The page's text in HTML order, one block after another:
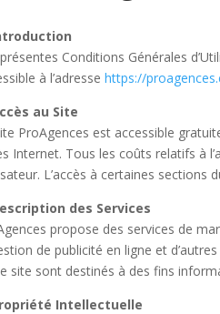
Conditions Générales
à l’adresse https://
au Site
ProAgences est accessible
Internet. Tous les coûts relatifs à
L’accès à certaines
des Services
propose des services de
de publicité en ligne et
site sont destinés à des fins
Intellectuelle